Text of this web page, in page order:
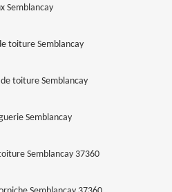
Semblancay
toiture Semblancay
toiture Semblancay
Semblancay
Semblancay 37360